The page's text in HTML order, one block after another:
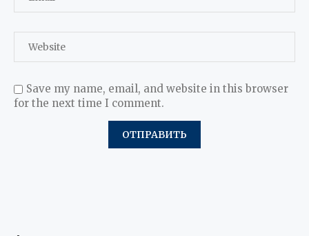
Save my name, email, and website in this browser
for the next time I comment.